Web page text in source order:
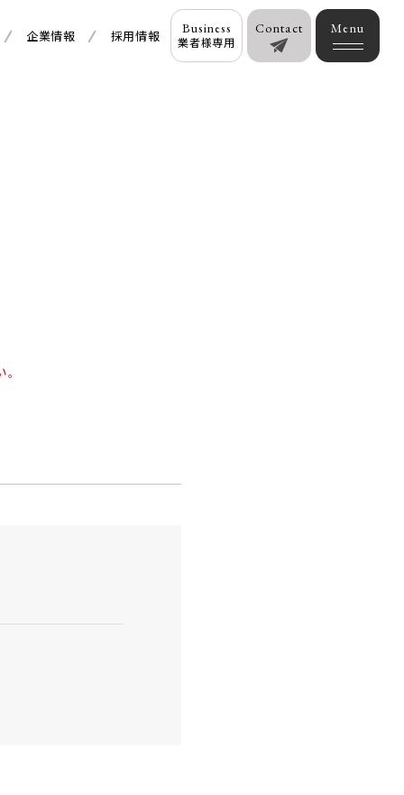
企業情報 採用情報 Business
業者様専用
Contact